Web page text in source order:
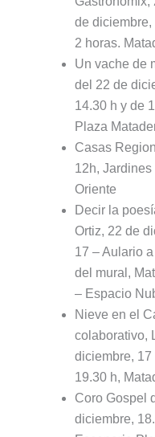
de
2 horas.
Un vache de
del 22 de
14.30 h y de
Plaza
Casas
12h,
Oriente
Decir la
Ortiz, 22 de
17 – Aulario
del mural,
– Espacio
Nieve en el
colaborativo,
diciembre,
19.30 h,
Coro Gospel
diciembre,